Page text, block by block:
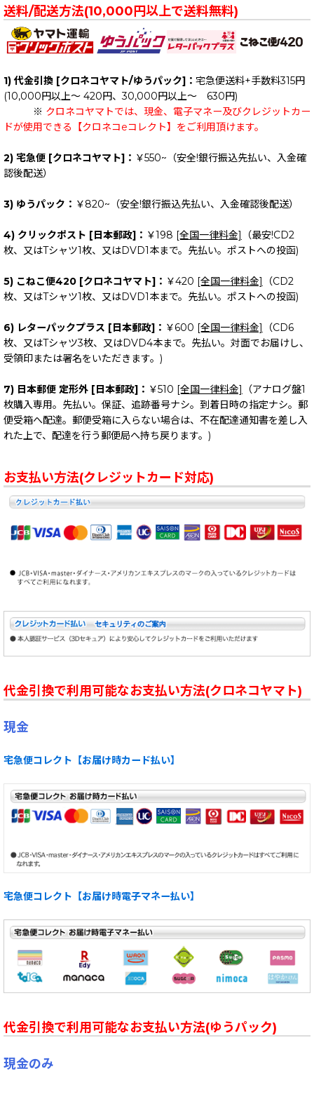
送料/配送方法(10,000円以上で送料無料)
1) 代金引換 [クロネコヤマト/ゆうパック]： 宅急便送料+手数料315円
(10,000円以上～ 420円、30,000円以上～ 630円)
※ クロネコヤマトでは、現金、電子マネー及びクレジットカー
ドが使用できる【クロネコeコレクト】をご利用頂けます。
2) 宅急便 [クロネコヤマト]： ￥550~（安全!銀行振込先払い、入金確
認後配送）
3) ゆうパック： ￥820~（安全!銀行振込先払い、入金確認後配送）
4) クリックポスト [日本郵政]： ￥198 [全国一律料金]
（最安!CD2
枚、又はTシャツ1枚、又はDVD1本まで。先払い。ポストへの投函)
5) こねこ便420 [クロネコヤマト]： ￥420 [全国一律料金]
（CD2
枚、又はTシャツ1枚、又はDVD1本まで。先払い。ポストへの投函)
6) レターパックプラス [日本郵政]： ￥600 [全国一律料金]
（CD6
枚、又はTシャツ3枚、又はDVD4本まで。先払い。対面でお届けし、
受領印または署名をいただきます。)
7) 日本郵便 定形外 [日本郵政]： ￥510 [全国一律料金]
（アナログ盤1
枚購入専用。先払い。保証、追跡番号ナシ。到着日時の指定ナシ。郵
便受箱へ配達。郵便受箱に入らない場合は、不在配達通知書を差し入
れた上で、配達を行う郵便局へ持ち戻ります。)
お支払い方法(クレジットカード対応)
代金引換で利用可能なお支払い方法(クロネコヤマト)
現金
宅急便コレクト【お届け時カード払い】
宅急便コレクト【お届け時電子マネー払い】
代金引換で利用可能なお支払い方法(ゆうパック)
現金のみ